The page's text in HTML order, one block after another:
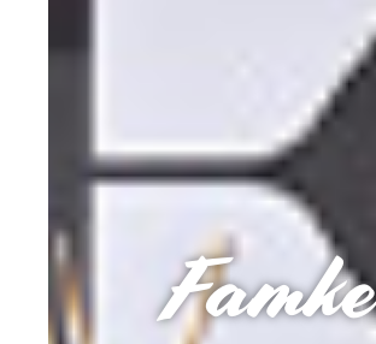
Famke